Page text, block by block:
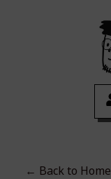
← Back to Home